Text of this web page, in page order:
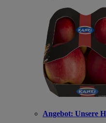
Angebot: Unsere